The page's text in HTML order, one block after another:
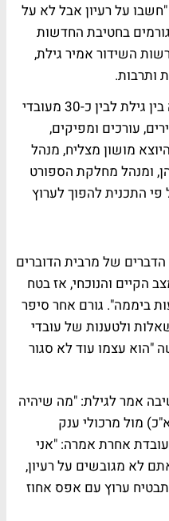
"חשבו על רעיון אבל לא על
בחטיבת החדשות
רשות השידור אמיר גילת,
אתמול (יום ד') התקיימה פגישה בין גילת לבין כ-30 מעובדי
עורכים ומפיקים,
בהשתתפותם של מנהל ערוץ 1 היוצא מושון מצליח, מנהל
בערוץ 1 יורם כהן, ומנהל מחלקת הספורט
33 שצפוי על פי התכנית להפוך לערוץ
הדברים של מרבית הדוברים
הקיים והנוכחי, אז בטח
ערוץ חדשות 24 שעות ביממה". גורם אחר סיפר
ולטענות של עובדי
"הוא עצמו עוד לא סגור
אמר לגילת: "מה שיהיה
קטנה וישנה (ערוץ 1, א"כ) מול מרכולי ענק
2 ו-10, א"כ)". עובדת אחרת אמרה: "אני
לא מגובשים על רעיון,
ערוץ עם אפס אחוז